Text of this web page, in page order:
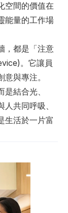
空間的價值在
能量的工作場
，都是「注意
。它讓員
與專注。
結合光、
共同呼吸、
生活於一片富